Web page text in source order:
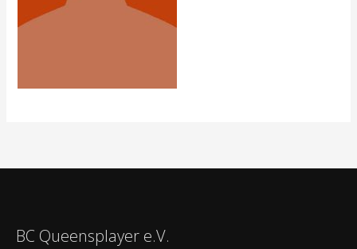
BC Queensplayer e.V.